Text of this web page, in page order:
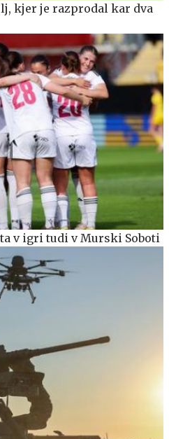
kjer je razprodal kar dva
v igri tudi v Murski Soboti